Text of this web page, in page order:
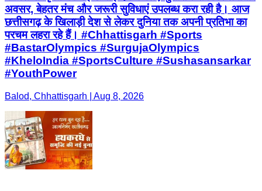
अवसर, बेहतर मंच और जरूरी सुविधाएं उपलब्ध करा रही है। आज
छत्तीसगढ़ के खिलाड़ी देश से लेकर दुनिया तक अपनी प्रतिभा का
परचम लहरा रहे हैं। #Chhattisgarh #Sports
#BastarOlympics #SurgujaOlympics
#KheloIndia #SportsCulture #Sushasansarkar
#YouthPower
Balod, Chhattisgarh | Aug 8, 2026